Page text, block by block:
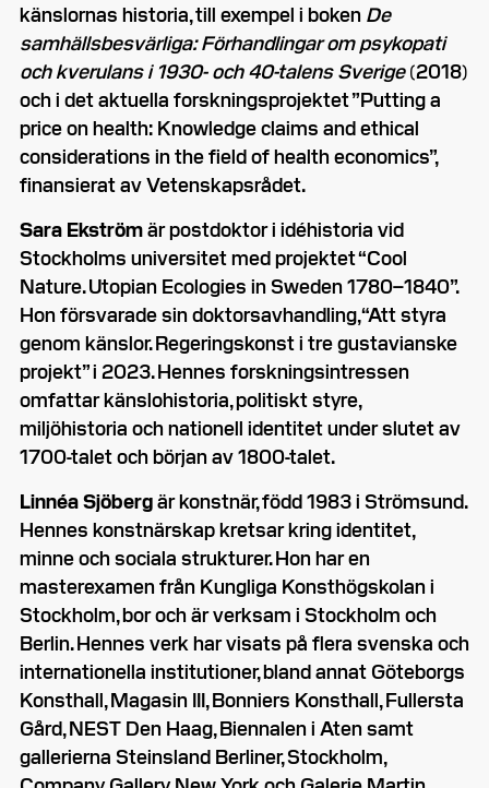
känslornas historia, till exempel i boken De
samhällsbesvärliga: Förhandlingar om psykopati
och kverulans i 1930- och 40-talens Sverige(2018)
och i det aktuella forskningsprojektet ”Putting a
price on health: Knowledge claims and ethical
considerations in the field of health economics”,
finansierat av Vetenskapsrådet.
Sara Ekströmär postdoktor i idéhistoria vid
Stockholms universitet med projektet “Cool
Nature. Utopian Ecologies in Sweden 1780–1840”.
Hon försvarade sin doktorsavhandling, “Att styra
genom känslor. Regeringskonst i tre gustavianske
projekt” i 2023. Hennes forskningsintressen
omfattar känslohistoria, politiskt styre,
miljöhistoria och nationell identitet under slutet av
1700-talet och början av 1800-talet.
Linnéa Sjöbergär konstnär, född 1983 i Strömsund.
Hennes konstnärskap kretsar kring identitet,
minne och sociala strukturer. Hon har en
masterexamen från Kungliga Konsthögskolan i
Stockholm, bor och är verksam i Stockholm och
Berlin. Hennes verk har visats på flera svenska och
internationella institutioner, bland annat Göteborgs
Konsthall, Magasin III, Bonniers Konsthall, Fullersta
Gård, NEST Den Haag, Biennalen i Aten samt
gallerierna Steinsland Berliner, Stockholm,